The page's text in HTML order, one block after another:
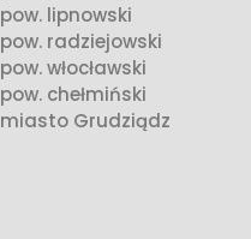
pow. lipnowski
pow. radziejowski
pow. włocławski
pow. chełmiński
miasto Grudziądz